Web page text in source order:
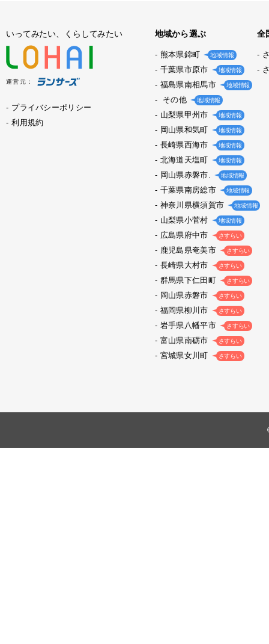
いってみたい、くらしてみたい
運営元：
プライバシーポリシー
利用規約
地域から選ぶ
熊本県錦町 地域情報
千葉県市原市 地域情報
福島県南相馬市 地域情報
その他 地域情報
山梨県甲州市 地域情報
岡山県和気町 地域情報
長崎県西海市 地域情報
北海道天塩町 地域情報
岡山県赤磐市. 地域情報
千葉県南房総市 地域情報
神奈川県横須賀市 地域情報
山梨県小菅村 地域情報
広島県府中市 さすらい
鹿児島県奄美市 さすらい
長崎県大村市 さすらい
群馬県下仁田町 さすらい
岡山県赤磐市 さすらい
福岡県柳川市 さすらい
岩手県八幡平市 さすらい
富山県南砺市 さすらい
宮城県女川町 さすらい
全